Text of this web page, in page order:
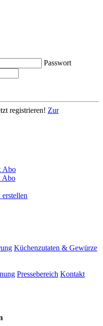
Passwort
registrieren! Zur
Abo
Abo
Küchenzutaten & Gewürze
Pressebereich Kontakt